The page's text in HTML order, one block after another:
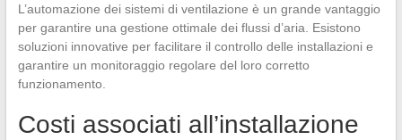
L’automazione dei sistemi di ventilazione è un grande vantaggio
per garantire una gestione ottimale dei flussi d’aria. Esistono
soluzioni innovative per facilitare il controllo delle installazioni e
garantire un monitoraggio regolare del loro corretto
funzionamento.
Costi associati all’installazione